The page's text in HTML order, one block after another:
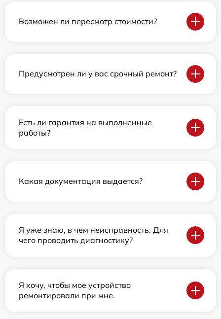
Возможен ли пересмотр стоимости?
Предусмотрен ли у вас срочный ремонт?
Есть ли гарантия на выполненные
работы?
Какая документация выдается?
Я уже знаю, в чем неисправность. Для
чего проводить диагностику?
Я хочу, чтобы мое устройство
ремонтировали при мне.